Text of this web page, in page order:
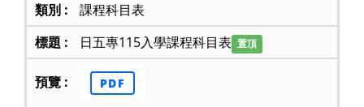
課程科目表
日五專115入學課程科目表 置頂
PDF